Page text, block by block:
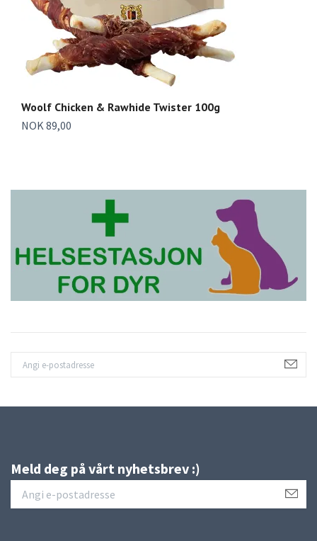
Woolf Chicken & Rawhide Twister 100g
NOK 89,00
Meld deg på vårt nyhetsbrev :)